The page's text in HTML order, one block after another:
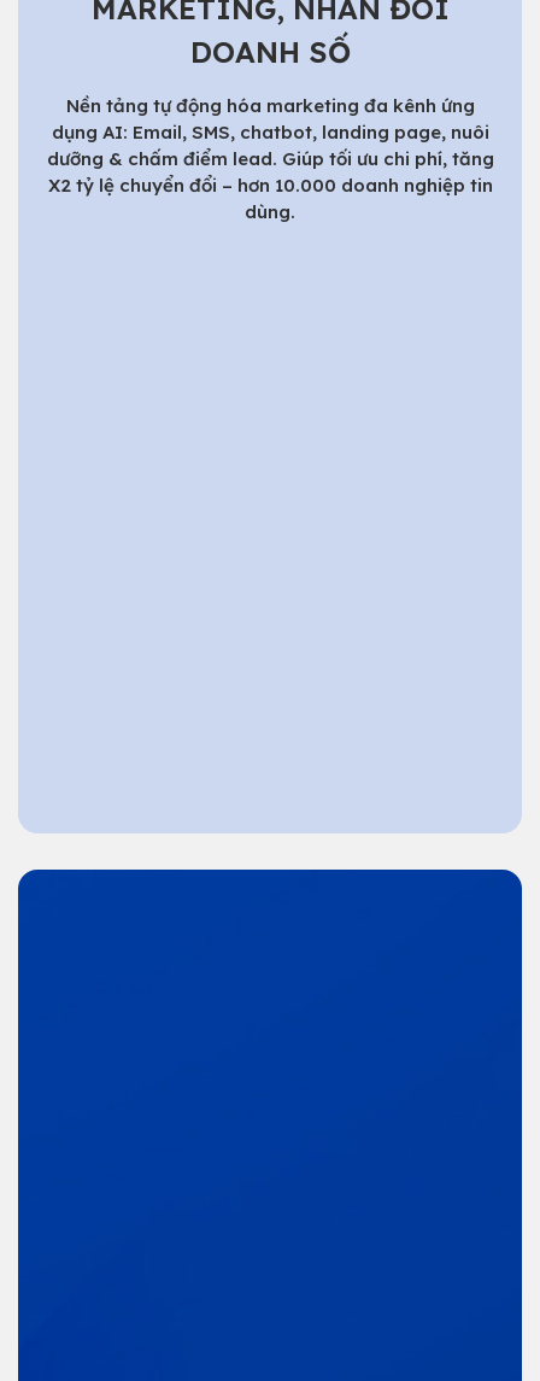
MARKETING, NHÂN ĐÔI
DOANH SỐ
Nền tảng tự động hóa marketing đa kênh ứng
dụng AI: Email, SMS, chatbot, landing page, nuôi
dưỡng & chấm điểm lead. Giúp tối ưu chi phí, tăng
X2 tỷ lệ chuyển đổi – hơn 10.000 doanh nghiệp tin
dùng.